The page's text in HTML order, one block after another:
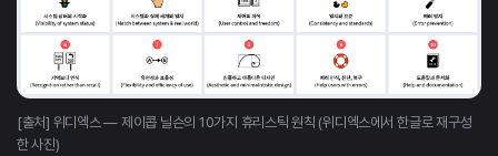
[출처] 위디엑스 — 제이콥 닐슨의 10가지 휴리스틱 원칙 (위디엑스에서 한글로 재구성
한 사진)